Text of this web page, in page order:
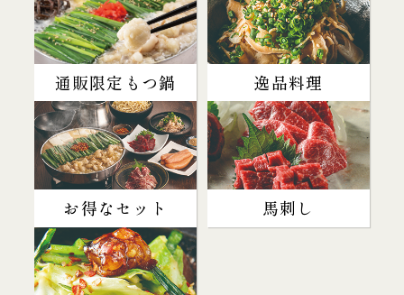
通販限定もつ鍋 逸品料理
お得なセット 馬刺し